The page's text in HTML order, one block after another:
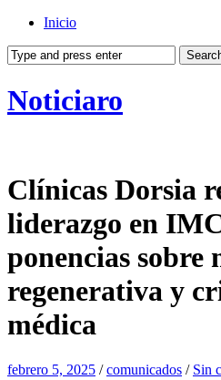
Inicio
Noticiaro
Clínicas Dorsia
liderazgo en
ponencias sobre
regenerativa y
médica
febrero 5, 2025 /comunicados / Sin